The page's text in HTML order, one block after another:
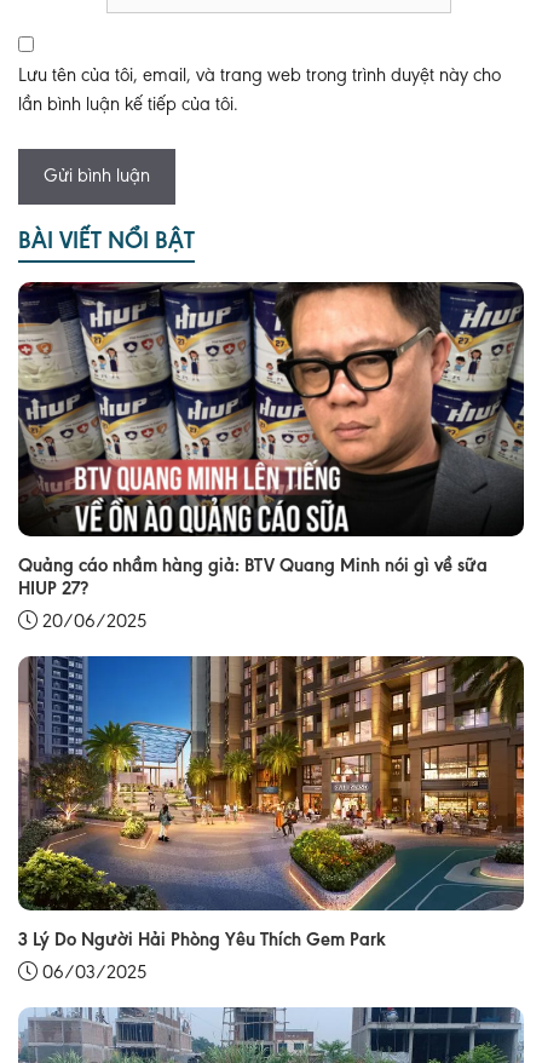
Lưu tên của tôi, email, và trang web trong trình duyệt này cho
lần bình luận kế tiếp của tôi.
BÀI VIẾT NỔI BẬT
Quảng cáo nhầm hàng giả: BTV Quang Minh nói gì về sữa
HIUP 27?
20/06/2025
3 Lý Do Người Hải Phòng Yêu Thích Gem Park
06/03/2025